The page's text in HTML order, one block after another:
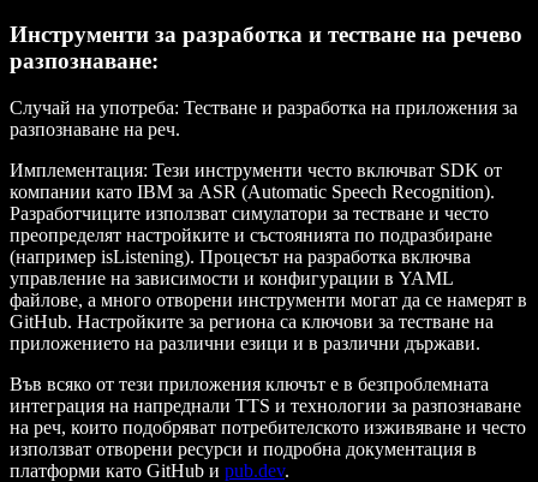
Инструменти за разработка и тестване на речево
разпознаване:
Случай на употреба: Тестване и разработка на приложения за
разпознаване на реч.
Имплементация: Тези инструменти често включват SDK от
компании като IBM за ASR (Automatic Speech Recognition).
Разработчиците използват симулатори за тестване и често
преопределят настройките и състоянията по подразбиране
(например isListening). Процесът на разработка включва
управление на зависимости и конфигурации в YAML
файлове, а много отворени инструменти могат да се намерят в
GitHub. Настройките за региона са ключови за тестване на
приложението на различни езици и в различни държави.
Във всяко от тези приложения ключът е в безпроблемната
интеграция на напреднали TTS и технологии за разпознаване
на реч, които подобряват потребителското изживяване и често
използват отворени ресурси и подробна документация в
платформи като GitHub и pub.dev.